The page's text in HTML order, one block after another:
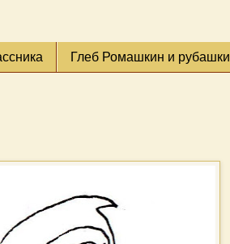
Глеб Ромашкин и рубашки